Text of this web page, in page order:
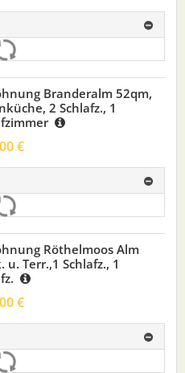
Branderalm 52qm,
2 Schlafz., 1
€
Röthelmoos Alm
u. Terr.,1 Schlafz., 1
€